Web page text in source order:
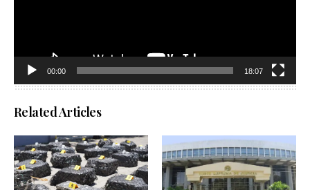
00:00 18:07
Related Articles